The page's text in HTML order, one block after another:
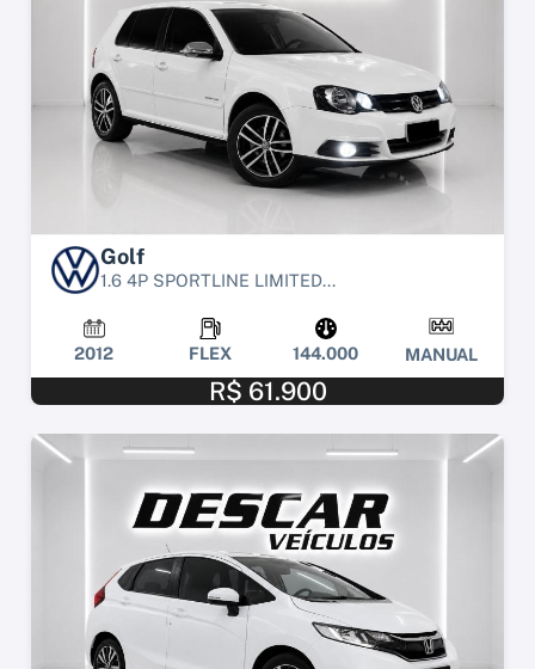
Golf
1.6 4P SPORTLINE LIMITED...
2012 FLEX 144.000 MANUAL
R$ 61.900